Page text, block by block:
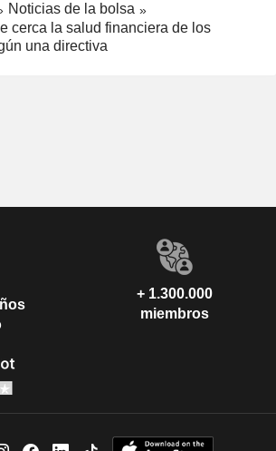
Noticias de la bolsa
cerca la salud financiera de los
una directiva
+ 1.300.000
miembros